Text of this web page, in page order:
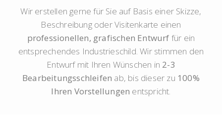
Wir erstellen gerne für Sie auf Basis einer Skizze,
Beschreibung oder Visitenkarte einen
professionellen, grafischen Entwurf für ein
entsprechendes Industrieschild. Wir stimmen den
Entwurf mit Ihren Wünschen in 2-3
Bearbeitungsschleifen ab, bis dieser zu 100%
Ihren Vorstellungen entspricht.